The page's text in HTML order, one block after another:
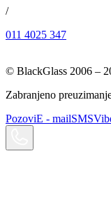
/
011 4025 347
© BlackGlass 2006 –
Zabranjeno
PozoviE - mailSMS